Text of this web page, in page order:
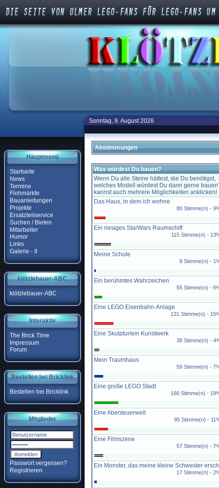
Hauptmenü
Startseite
News
Termine
Flohmärkte
Bauanleitungen
Projekte
Ersatzteilservice
Suchen / Bieten
Mitarbeiter
Humor
Links
Galerie - II
klötzlebauer-ABC
klötzlebauer-ABC
Interaktiv
The Brick Time
Impressum
Forum
Bestellen bei Bricklink
Bestellen bei Bricklink
Mitglieder
Passwort vergessen?
Registrieren
Sonntag, 9. August 2026
Abstimmungen
Was würdest Du bauen?
Wenn Du alle Steine hättest, die Du benötigst,
welches Modell würdest Du dann gerne
kannst auch mehrere Möglichkeiten anklicken!
Das Haus, in dem ich wohne
80 Stimme(n) -
Ein riesiges StarWars Raumschiff
115 Stimme(n) -
Meine Schule
8 Stimme(n) -
Ein berühmtes Wahrzeichen
55 Stimme(n) -
Eine LEGO Eisenbahn-Anlage
131 Stimme(n) -
Eine Skulptur/ein Kunstwerk
38 Stimme(n) -
Mein Traumhaus
59 Stimme(n) -
Eine große LEGO Stadt
166 Stimme(n) -
Eine Abenteuerwelt
95 Stimme(n) -
Eine Filmszene
57 Stimme(n) -
Ein Monster, das meine kleine Schwester
17 Stimme(n) -